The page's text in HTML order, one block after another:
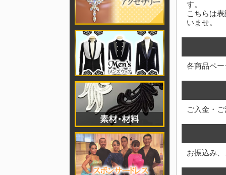
す。
こちらは
いませ。
各商品ペ
ご入金・
お振込み